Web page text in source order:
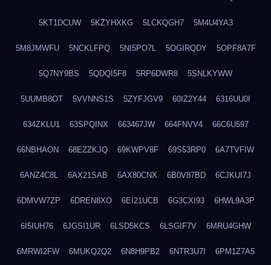
5KT1DCUW 5KZYHXKG 5LCKQGH7 5M4U4YA3
5M8JMWFU 5NCKLFPQ 5NI5PO7L 5OGIRQDY 5OPF8A7F
5Q7NY9BS 5QDQI5F8 5RP6DWR8 5SNLKYWW
5UUMB8OT 5VVNNS1S 5ZYFJGV9 60IZ2Y44 6316UU0I
634ZKLU1 63SPQINX 663467JW 664FNVV4 66C6U597
66NBHAON 68EZZKJQ 69KWPV8F 69S53RP0 6A7TVFIW
6ANZ4C8L 6AX21SAB 6AX80CNX 6B0V87BD 6CJKUI7J
6DMVW7ZP 6DREN8XO 6EI21UCB 6G3CXI93 6HWL9A3P
6I5IUH76 6JGSI1UR 6LSD5KCS 6LSGIF7V 6MRU4GHW
6MRWI2FW 6MUKQ2Q2 6N8H9PB2 6NTR3U7I 6PM1Z7A5